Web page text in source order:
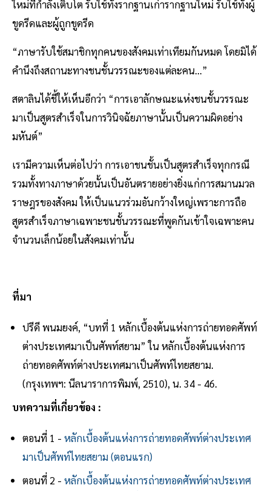
ใหม่ที่กำลังเติบโต รับใช้ทั้งรากฐานเก่ารากฐานใหม่ รับใช้ทั้งผู้
ขูดรีดและผู้ถูกขูดรีด
“ภาษารับใช้สมาชิกทุกคนของสังคมเท่าเทียมกันหมด โดยมิได้
คำนึงถึงสถานะทางชนชั้นวรรณะของแต่ละคน…”
สตาลินได้ชี้ให้เห็นอีกว่า “การเอาลักษณะแห่งชนชั้นวรรณะ
มาเป็นสูตรสำเร็จในการวินิจฉัยภาษานั้นเป็นความผิดอย่าง
มหันต์”
เรามีความเห็นต่อไปว่า การเอาชนชั้นเป็นสูตรสำเร็จทุกกรณี
รวมทั้งทางภาษาด้วยนั้นเป็นอันตรายอย่างยิ่งแก่การสมานมวล
ราษฎรของสังคม ให้เป็นแนวร่วมอันกว้างใหญ่เพราะการถือ
สูตรสำเร็จภาษาเฉพาะชนชั้นวรรณะที่พูดกันเข้าใจเฉพาะคน
จำนวนเล็กน้อยในสังคมเท่านั้น
ที่มา
ปรีดี พนมยงค์, “บทที่ 1 หลักเบื้องต้นแห่งการถ่ายทอดศัพท์
ต่างประเทศมาเป็นศัพท์สยาม” ใน หลักเบื้องต้นแห่งการ
ถ่ายทอดศัพท์ต่างประเทศมาเป็นศัพท์ไทยสยาม.
(กรุงเทพฯ: นีลนาราการพิมพ์, 2510), น. 34 - 46.
บทความที่เกี่ยวข้อง :
ตอนที่ 1 - หลักเบื้องต้นแห่งการถ่ายทอดศัพท์ต่างประเทศ
มาเป็นศัพท์ไทยสยาม (ตอนแรก)
ตอนที่ 2 - หลักเบื้องต้นแห่งการถ่ายทอดศัพท์ต่างประเทศ